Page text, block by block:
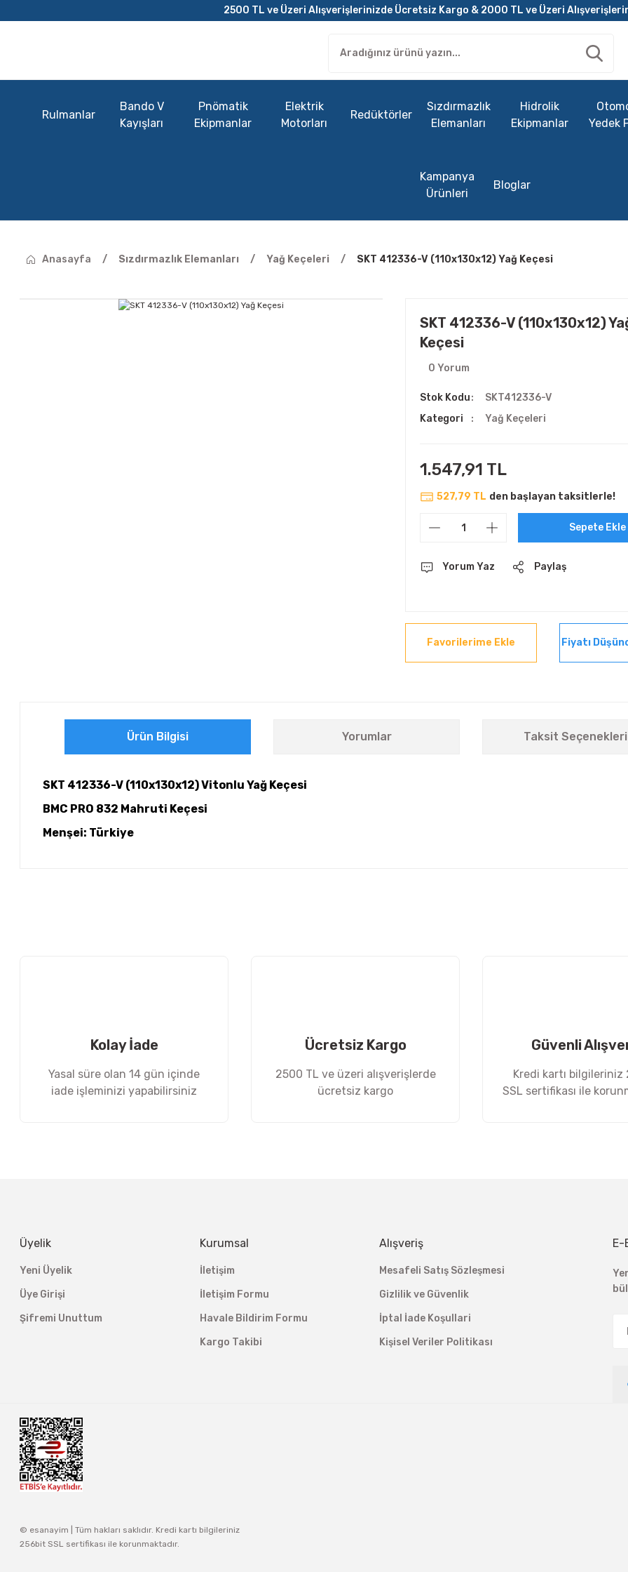
2500 TL ve Üzeri Alışverişlerinizde Ücretsiz Kargo & 2000 TL ve Üzeri
Rulmanlar
Bando V
Kayışları
Pnömatik
Ekipmanlar
Elektrik
Motorları
Redüktörler
Sızdırmazlık
Elemanları
Hidrolik
Ekipmanlar
Yedek
Kampanya
Ürünleri
Bloglar
Anasayfa Sızdırmazlık Elemanları Yağ Keçeleri SKT 412336-V (110x130x12) Yağ Keçesi
SKT 412336-V (110x130x12)
Keçesi
0 Yorum
Stok Kodu
SKT412336-V
Kategori
Yağ Keçeleri
1.547,91 TL
527,79 TL den başlayan taksitlerle!
Sepete Ekle
Yorum Yaz Paylaş
Fiyatı
Ürün Bilgisi Yorumlar Taksit Seçenekleri
SKT 412336-V (110x130x12) Vitonlu Yağ Keçesi
BMC PRO 832 Mahruti Keçesi
Menşei: Türkiye
Kolay İade
Yasal süre olan 14 gün içinde
iade işleminizi yapabilirsiniz
Ücretsiz Kargo
2500 TL ve üzeri alışverişlerde
ücretsiz kargo
Güvenli
Kredi kartı bilgileriniz
SSL sertifikası ile
Üyelik
Yeni Üyelik
Üye Girişi
Şifremi Unuttum
Kurumsal
İletişim
İletişim Formu
Havale Bildirim Formu
Kargo Takibi
Alışveriş
Mesafeli Satış Sözleşmesi
Gizlilik ve Güvenlik
İptal İade Koşullari
Kişisel Veriler Politikası
E-
© esanayim | Tüm hakları saklıdır. Kredi kartı bilgileriniz
256bit SSL sertifikası ile korunmaktadır.